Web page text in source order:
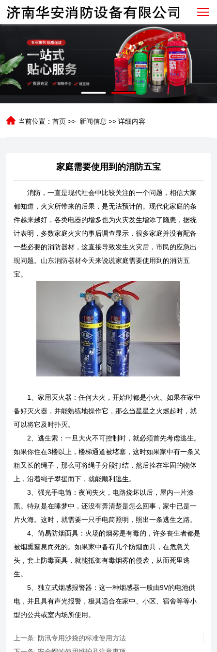
当前位置：首页 >> 新闻信息>> 详细内容
家庭需要使用到的消防五宝
消防，一直是现代社会中比较关注的一个问题，相信大家
都知道，火灾所带来的后果，是无法预计的。现代化家庭的条
件越来越好，各类电器的增多也为火灾发生增添了隐患，据统
计表明，多数家庭火灾的事后调查显示，很多家庭并没有配备
一些必要的消防器材，这直接导致发生火灾后，市民的应急出
现问题。 山东消防器材今天来说说家庭需要使用到的消防五
宝。
1、家用灭火器：任何大火，开始时都是小火。如果在家中
备好灭火器，并能熟练地操作它，那么当星星之火燃起时，就
可以将它及时扑灭。
2、逃生索：一旦大火不可控制时，就必须首先考虑逃生。
如果你住在3楼以上，楼梯通道被堵塞，这时如果家中有一条又
粗又长的绳子，那么可将绳子分段打结，然后拴在牢固的物体
上，沿着绳子攀援而下，就能顺利逃生。
3、强光手电筒：夜间失火，电路烧坏以后，屋内一片漆
黑。特别是在睡梦中，还没有弄清楚是怎么回事，家中已是一
片火海。这时，就需要一只手电筒照明，照出一条逃生之路。
4、简易防烟面具：火场的烟雾是有毒的，许多丧生者都是
被烟熏窒息而死的。如果家中备有几个防烟面具，在危急关
头，套上防毒面具，就能抵御有毒烟雾的侵袭，从而死里逃
生。
5、独立式烟感报警器：这一种烟感器一般由9V的电池供
电，并且具有声光报警，极其适合在家中、小区、宿舍等等小
型的公共或室内场所使用。
上一条: 防汛专用沙袋的标准使用方法